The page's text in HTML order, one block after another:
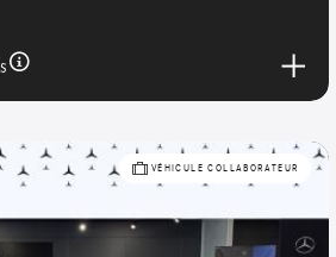
VÉHICULE COLLABORATEUR